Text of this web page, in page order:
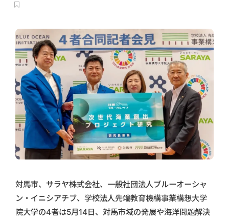
対馬市、サラヤ株式会社、一般社団法人ブルーオーシャ
ン・イニシアチブ、学校法人先端教育機構事業構想大学
院大学の4者は5月14日、対馬市域の発展や海洋問題解決